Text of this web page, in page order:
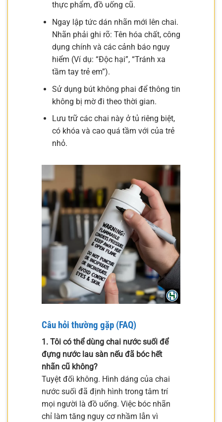
thực phẩm, đồ uống cũ.
Ngay lập tức dán nhãn mới lên chai.
Nhãn phải ghi rõ: Tên hóa chất, công
dụng chính và các cảnh báo nguy
hiểm (Ví dụ: “Độc hại”, “Tránh xa
tầm tay trẻ em”).
Sử dụng bút không phai để thông tin
không bị mờ đi theo thời gian.
Lưu trữ các chai này ở tủ riêng biệt,
có khóa và cao quá tầm với của trẻ
nhỏ.
Câu hỏi thường gặp (FAQ)
1. Tôi có thể dùng chai nước suối để
đựng nước lau sàn nếu đã bóc hết
nhãn cũ không?
Tuyệt đối không. Hình dáng của chai
nước suối đã định hình trong tâm trí
mọi người là đồ uống. Việc bóc nhãn
chỉ làm tăng nguy cơ nhầm lẫn vì